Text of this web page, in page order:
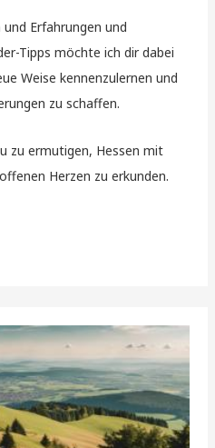
Erfahrungen und
Tipps möchte ich dir dabei
Weise kennenzulernen und
zu schaffen.
zu ermutigen, Hessen mit
Herzen zu erkunden.